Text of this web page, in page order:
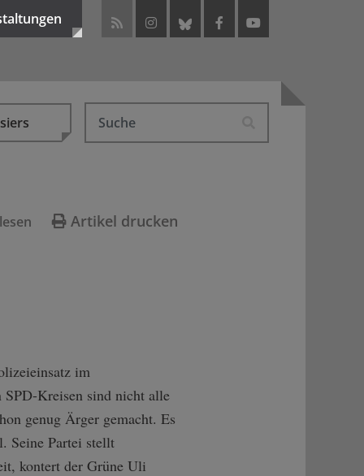
Artikel drucken
im
SPD-Kreisen sind nicht alle
genug Ärger gemacht. Es
Seine Partei stellt
kontert der Grüne Uli